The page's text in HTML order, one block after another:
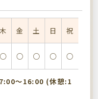
木 金 土 日 祝
○ ○ ○ ○ ○
〜16:00 (休憩:1